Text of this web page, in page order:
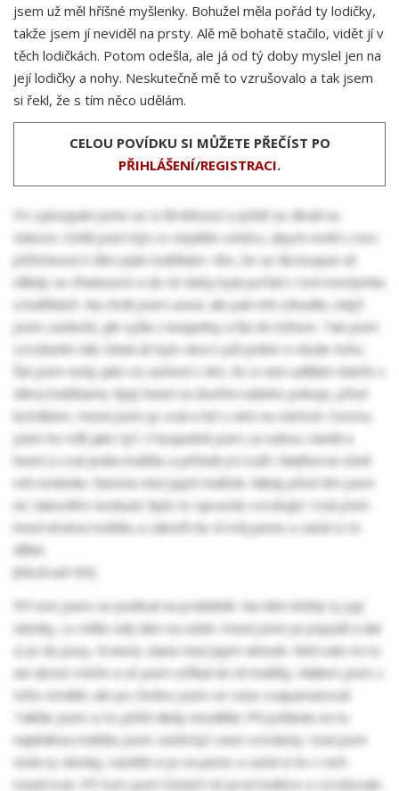
jsem už měl hříšné myšlenky. Bohužel měla pořád ty lodičky,
takže jsem jí neviděl na prsty. Alě mě bohatě stačilo, vidět jí v
těch lodičkách. Potom odešla, ale já od tý doby myslel jen na
její lodičky a nohy. Neskutečně mě to vzrušovalo a tak jsem
si řekl, že s tím něco udělám.
CELOU POVÍDKU SI MŮŽETE PŘEČÍST PO
PŘIHLÁŠENÍ/REGISTRACI.
Po vykoupání jsme se si šli lehnout a ještě se dívali na
televizi. Chtěl jsem být co nejdéle vzhůru, abych mohl v noci
přičichnout k těm jejím lodičkám. Vím, že se šla koupat až
někdy ve třiadvacet a do té doby byla pořád v tom kostýmku
a lodičkách. Na chvíli jsem usnul, ale pak mě vzbudilo, když
jsem zaslechl, jak vyšla z koupelny a šla do ložnice. Tak jsem
vzrušením dál, čekal až bylo skoro půl jedné a všude ticho.
Šel jsem tedy jako na záchod s tím, že si tam udělám dobře s
těma lodičkama. Byly hned za dveřmi našeho pokoje, před
botníkem. Hned jsem je vzal a šel s nimi na záchod. Cestou
jsem ho měl jako tyč. V koupelně jsem za sebou zamkl a
hned si vzal jednu lodičku a přitiskl ji k tváři. Nádherná vůně
mě omámila. Slastná chuť jejich lodiček. Nikdy před tím jsem
nic takového nezkusil. Bylo to opravdu vzrušující. Vzal jsem
hned druhou lodičku a zabořil do ní můj penis a začal si to
dělat.
[block:ad=90]
Při tom jsem se podíval na prádelník. Na něm ležely ty její
silonky, co měla celý den na sobě. Hned jsem je popadl a dal
si je do pusy. Krásná, slaná chuť jejich silonek. Netrvalo mi to
ani deset vteřin a už jsem stříkal do té lodičky. Málem jsem z
toho omdlel, ale po chvilce jsem se zase vzapamatoval.
Takhle jsem si to ještě nikdy neudělal. Při pohledu na tu
naplněnou lodičku jsem začal být zase vzrušený. Vzal jsem
teda ty silonky, navlékl si je na penis a začal si ho v nich
masírovat. Při tom jsem čichal k té první lodičce a vzrušovalo